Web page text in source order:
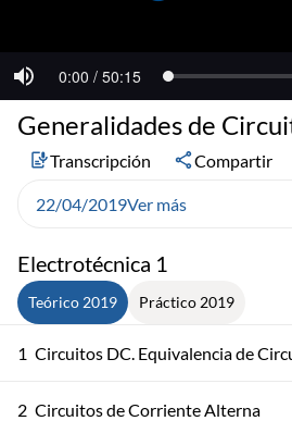
Electrotécnica 1
Teórico 2019 Práctico 2019
1 Circuitos DC. Equivalencia de
2 Circuitos de Corriente Alterna
Generalidades de
Transcripción Compartir
22/04/2019Ver más